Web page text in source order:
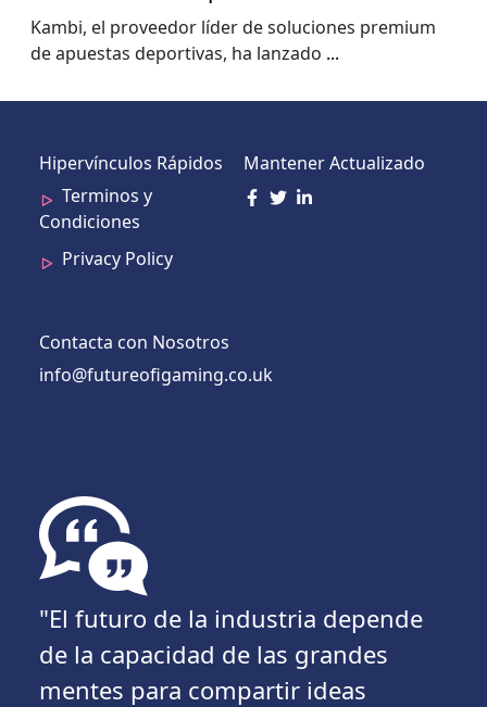
niveles, muestra el informe de la Copa
del Mundo de Kambi
Kambi, el proveedor líder de soluciones premium
de apuestas deportivas, ha lanzado ...
Hipervínculos Rápidos
Terminos y
Condiciones
Privacy Policy
Mantener Actualizado
Contacta con Nosotros
info@futureofigaming.co.uk
"El futuro de la industria depende
de la capacidad de las grandes
mentes para compartir ideas